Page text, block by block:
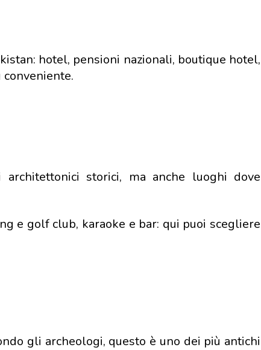
hotel, pensioni nazionali, boutique hotel,
storici, ma anche luoghi dove
e golf club, karaoke e bar: qui puoi scegliere
gli archeologi, questo è uno dei più antichi